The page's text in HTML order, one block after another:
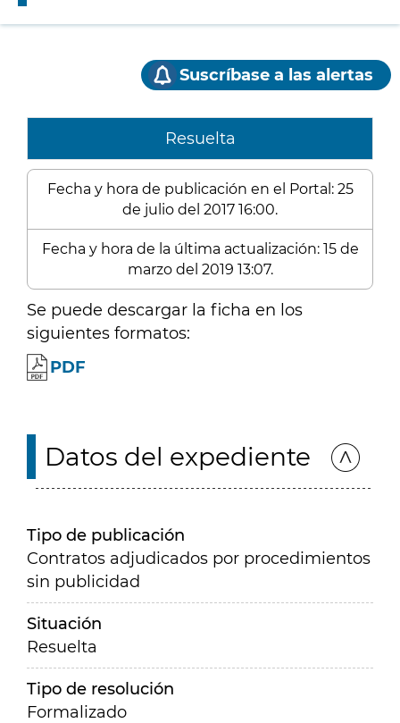
Suscríbase a las alertas
Resuelta
Fecha y hora de publicación en el Portal: 25
de julio del 2017 16:00.
Fecha y hora de la última actualización: 15 de
marzo del 2019 13:07.
Se puede descargar la ficha en los
siguientes formatos:
PDF
Datos del expediente
Tipo de publicación
Contratos adjudicados por procedimientos
sin publicidad
Situación
Resuelta
Tipo de resolución
Formalizado